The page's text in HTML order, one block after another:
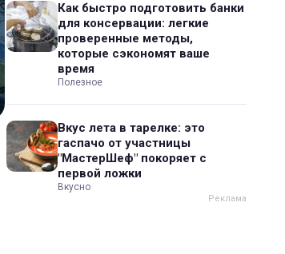
Как быстро подготовить банки
для консервации: легкие
проверенные методы,
которые сэкономят ваше
время
Полезное
Вкус лета в тарелке: это
гаспачо от участницы
"МастерШеф" покоряет с
первой ложки
Вкусно